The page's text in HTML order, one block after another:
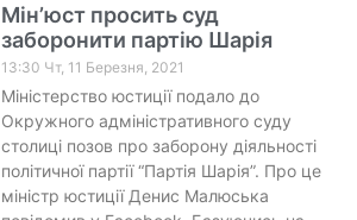
Мін’юст просить суд
заборонити партію Шарія
13:30 Чт, 11 Березня, 2021
Міністерство юстиції подало до
Окружного адміністративного суду
столиці позов про заборону діяльності
політичної партії “Партія Шарія”. Про це
міністр юстиції Денис Малюська